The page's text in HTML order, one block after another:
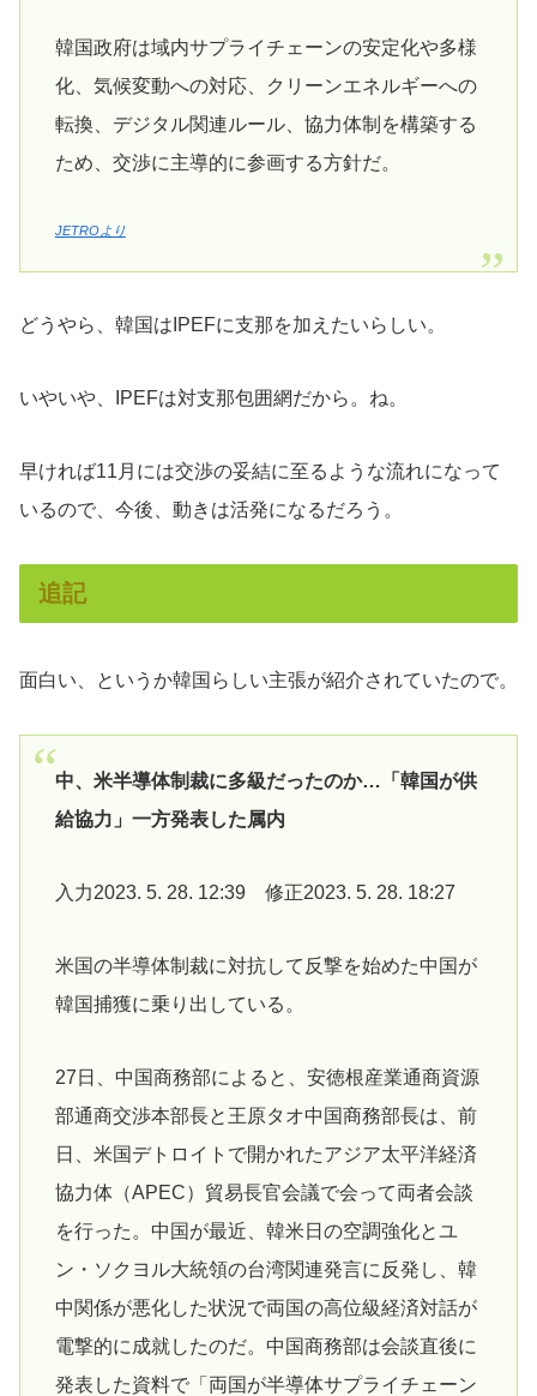
韓国政府は域内サプライチェーンの安定化や多様
化、気候変動への対応、クリーンエネルギーへの
転換、デジタル関連ルール、協力体制を構築する
ため、交渉に主導的に参画する方針だ。
JETROより
どうやら、韓国はIPEFに支那を加えたいらしい。
いやいや、IPEFは対支那包囲網だから。ね。
早ければ11月には交渉の妥結に至るような流れになって
いるので、今後、動きは活発になるだろう。
追記
面白い、というか韓国らしい主張が紹介されていたので。
中、米半導体制裁に多級だったのか…「韓国が供
給協力」一方発表した属内
入力2023. 5. 28. 12:39 修正2023. 5. 28. 18:27
米国の半導体制裁に対抗して反撃を始めた中国が
韓国捕獲に乗り出している。
27日、中国商務部によると、安徳根産業通商資源
部通商交渉本部長と王原タオ中国商務部長は、前
日、米国デトロイトで開かれたアジア太平洋経済
協力体（APEC）貿易長官会議で会って両者会談
を行った。中国が最近、韓米日の空調強化とユ
ン・ソクヨル大統領の台湾関連発言に反発し、韓
中関係が悪化した状況で両国の高位級経済対話が
電撃的に成就したのだ。中国商務部は会談直後に
発表した資料で「両国が半導体サプライチェーン